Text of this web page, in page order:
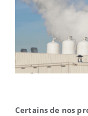
Certains de nos